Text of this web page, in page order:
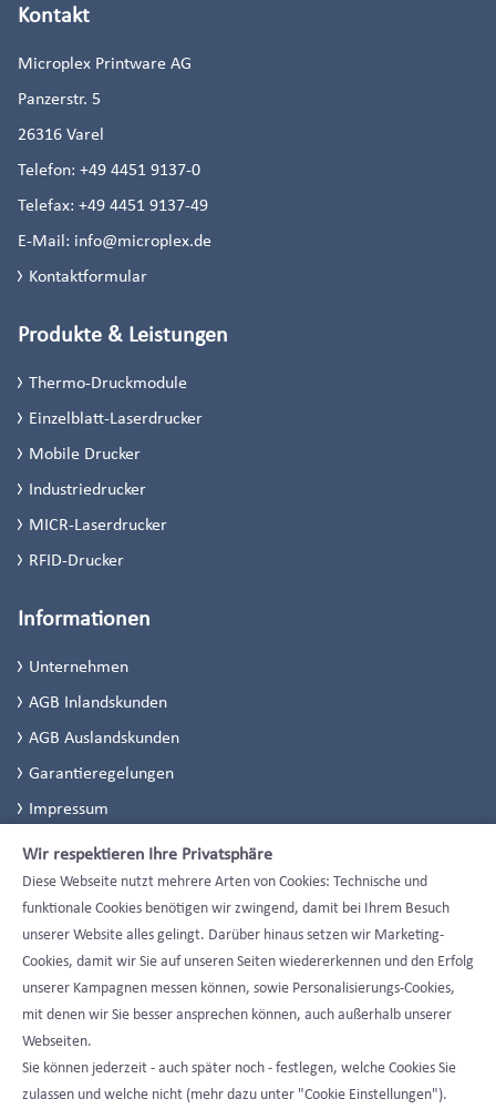
Kontakt
Microplex Printware AG
Panzerstr. 5
26316 Varel
Telefon: +49 4451 9137-0
Telefax: +49 4451 9137-49
E-Mail: info@microplex.de
Kontaktformular
Produkte & Leistungen
Thermo-Druckmodule
Einzelblatt-Laserdrucker
Mobile Drucker
Industriedrucker
MICR-Laserdrucker
RFID-Drucker
Informationen
Unternehmen
AGB Inlandskunden
AGB Auslandskunden
Garantieregelungen
Impressum
Datenschutzerklärung
Datenschutzeinstellungen
Wir respektieren Ihre Privatsphäre
Diese Webseite nutzt mehrere Arten von Cookies: Technische und
funktionale Cookies benötigen wir zwingend, damit bei Ihrem Besuch
unserer Website alles gelingt. Darüber hinaus setzen wir Marketing-
Cookies, damit wir Sie auf unseren Seiten wiedererkennen und den Erfolg
unserer Kampagnen messen können, sowie Personalisierungs-Cookies,
mit denen wir Sie besser ansprechen können, auch außerhalb unserer
Webseiten.
Sie können jederzeit - auch später noch - festlegen, welche Cookies Sie
zulassen und welche nicht (mehr dazu unter "Cookie Einstellungen").